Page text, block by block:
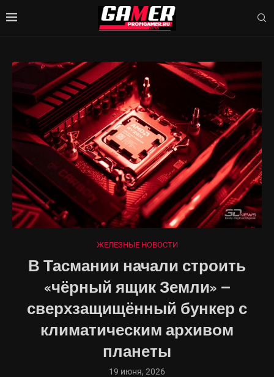
ЖЕЛЕЗНЫЕ НОВОСТИ
В Тасмании начали строить
«чёрный ящик Земли» —
сверхзащищённый бункер с
климатическим архивом
планеты
19 июня, 2026